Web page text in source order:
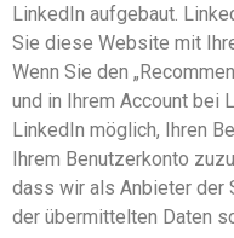
LinkedIn aufgebaut.
Sie diese Website mit
Wenn Sie den
und in Ihrem Account bei
LinkedIn möglich, Ihren
Ihrem Benutzerkonto
dass wir als Anbieter der
der übermittelten Daten